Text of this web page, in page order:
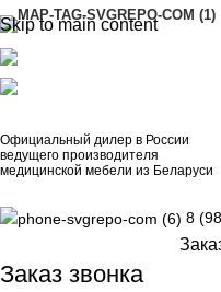
Skip to main content
Официальный дилер в России
ведущего производителя
медицинской мебели из Беларуси
8
Заказ звонка